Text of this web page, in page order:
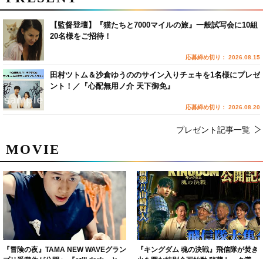
MOVIE
『冒険の夜』TAMA NEW WAVEグラン
『キングダム 魂の決戦』飛信隊が焚き
【監督登壇】『猫たちと7000マイルの旅』一般試写会に10組
20名様をご招待！
応募締め切り： 2026.08.15
田村ツトム＆沙倉ゆうののサイン入りチェキを1名様にプレゼ
ント！／『心配無用ノ介 天下御免』
応募締め切り： 2026.08.20
プレゼント記事一覧